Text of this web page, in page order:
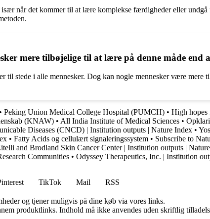
når det kommer til at lære komplekse færdigheder eller undgå
mere tilbøjelige til at lære på denne måde end
til stede i alle mennesker. Dog kan nogle mennesker være
• Peking Union Medical College Hospital (PUMCH) • High hopes
(KNAW) • All India Institute of Medical Sciences •
Diseases (CNCD) | Institution outputs | Nature Index •
• Fatty Acids og cellulært signaleringssystem • Subscribe to
and Brodland Skin Cancer Center | Institution outputs |
Communities • Odyssey Therapeutics, Inc. | Institution
TikTok Mail
RSS
og tjener muligvis på dine køb via vores links.
produktlinks. Indhold må ikke anvendes uden skriftlig